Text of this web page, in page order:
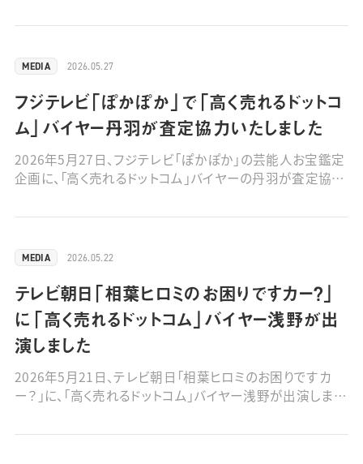
野球グッズを査定しました。 ■動画はこちら
2026.05.27
MEDIA
フジテレビ「ぽかぽか」で「高く売れるドットコ
ム」バイヤー丹羽が査定協力いたしました
2026年5月27日、フジテレビ「ぽかぽか」の芸能人お宝鑑定
企画に、「高く売れるドットコム」バイヤーの丹羽が査定協力
MA-1」を査定しております。 ■動画はこちら（6月3日
2026.05.22
MEDIA
テレビ朝日「相葉ヒロミのお困りですカー？」
に「高く売れるドットコム」バイヤー浅野が出
演しました
2026年5月21日、テレビ朝日「相葉ヒロミのお困りですカ
ー？」に、「高く売れるドットコム」バイヤー浅野が出演しまし
ーズなどを鑑定しました。 ■動画はこちら